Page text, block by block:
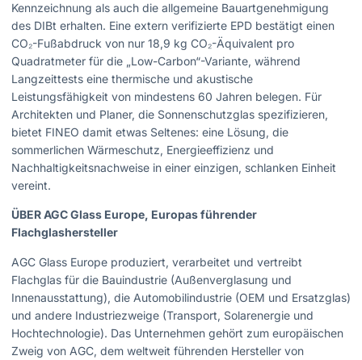
Kennzeichnung als auch die allgemeine Bauartgenehmigung
des DIBt erhalten. Eine extern verifizierte EPD bestätigt einen
CO₂-Fußabdruck von nur 18,9 kg CO₂-Äquivalent pro
Quadratmeter für die „Low-Carbon“-Variante, während
Langzeittests eine thermische und akustische
Leistungsfähigkeit von mindestens 60 Jahren belegen. Für
Architekten und Planer, die Sonnenschutzglas spezifizieren,
bietet FINEO damit etwas Seltenes: eine Lösung, die
sommerlichen Wärmeschutz, Energieeffizienz und
Nachhaltigkeitsnachweise in einer einzigen, schlanken Einheit
vereint.
ÜBER AGC Glass Europe, Europas führender
Flachglashersteller
AGC Glass Europe produziert, verarbeitet und vertreibt
Flachglas für die Bauindustrie (Außenverglasung und
Innenausstattung), die Automobilindustrie (OEM und Ersatzglas)
und andere Industriezweige (Transport, Solarenergie und
Hochtechnologie). Das Unternehmen gehört zum europäischen
Zweig von AGC, dem weltweit führenden Hersteller von